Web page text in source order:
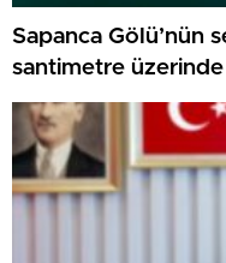
Sapanca Gölü’nün
santimetre üzerinde